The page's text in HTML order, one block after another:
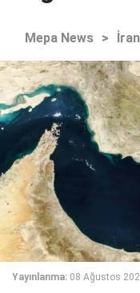
Mepa News >
Yayınlanma: 08 Ağustos